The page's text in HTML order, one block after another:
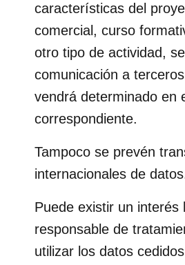
características del
comercial, curso
otro tipo de actividad,
comunicación a
vendrá determinado en
correspondiente.
Tampoco se prevén
internacionales de
Puede existir un interés
responsable de
utilizar los datos